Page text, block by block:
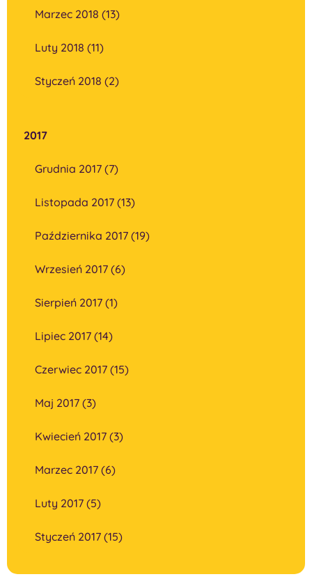
Marzec 2018 (13)
Luty 2018 (11)
Styczeń 2018 (2)
2017
Grudnia 2017 (7)
Listopada 2017 (13)
Października 2017 (19)
Wrzesień 2017 (6)
Sierpień 2017 (1)
Lipiec 2017 (14)
Czerwiec 2017 (15)
Maj 2017 (3)
Kwiecień 2017 (3)
Marzec 2017 (6)
Luty 2017 (5)
Styczeń 2017 (15)